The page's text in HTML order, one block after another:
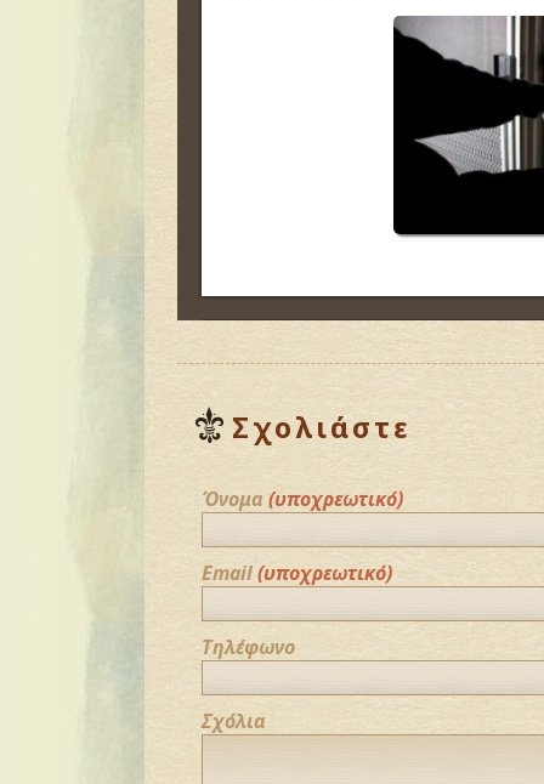
Σχολιάστε
Όνομα (υποχρεωτικό)
Email(υποχρεωτικό)
Τηλέφωνο
Σχόλια